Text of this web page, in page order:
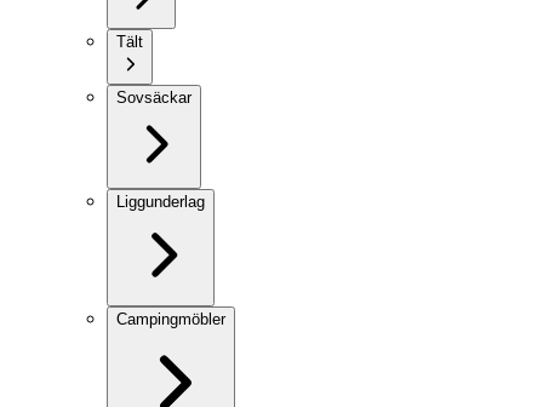
Tält
Sovsäckar
Liggunderlag
Campingmöbler